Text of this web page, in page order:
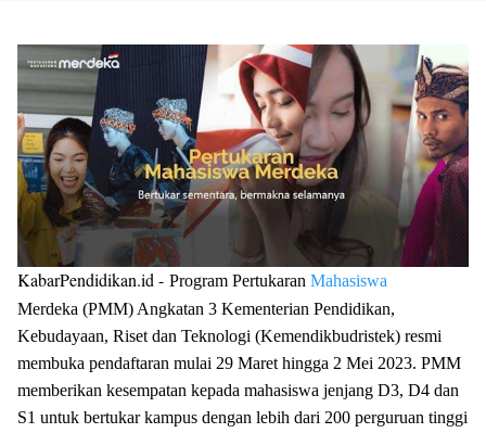
KabarPendidikan.id - Program Pertukaran Mahasiswa
Merdeka (PMM) Angkatan 3 Kementerian Pendidikan,
Kebudayaan, Riset dan Teknologi (Kemendikbudristek) resmi
membuka pendaftaran mulai 29 Maret hingga 2 Mei 2023. PMM
memberikan kesempatan kepada mahasiswa jenjang D3, D4 dan
S1 untuk bertukar kampus dengan lebih dari 200 perguruan tinggi